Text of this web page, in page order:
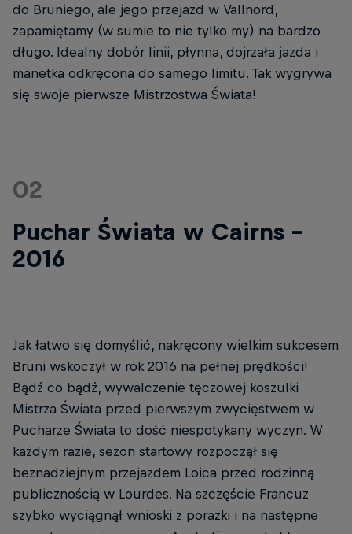
do Bruniego, ale jego przejazd w Vallnord,
zapamiętamy (w sumie to nie tylko my) na bardzo
długo. Idealny dobór linii, płynna, dojrzała jazda i
manetka odkręcona do samego limitu. Tak wygrywa
się swoje pierwsze Mistrzostwa Świata!
02
Puchar Świata w Cairns -
2016
Jak łatwo się domyślić, nakręcony wielkim sukcesem
Bruni wskoczył w rok 2016 na pełnej prędkości!
Bądź co bądź, wywalczenie tęczowej koszulki
Mistrza Świata przed pierwszym zwycięstwem w
Pucharze Świata to dość niespotykany wyczyn. W
każdym razie, sezon startowy rozpoczął się
beznadziejnym przejazdem Loica przed rodzinną
publicznością w Lourdes. Na szczęście Francuz
szybko wyciągnął wnioski z porażki i na następne